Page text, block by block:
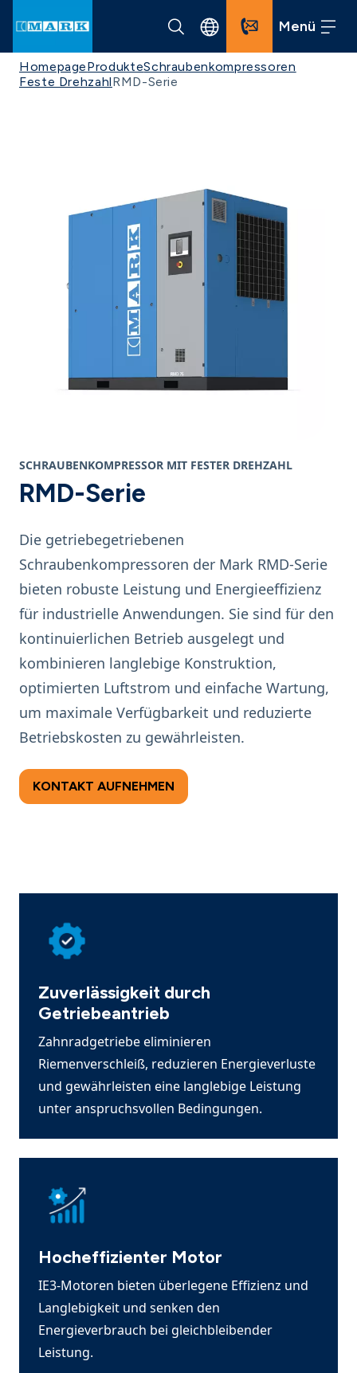
Menü
HomepageProdukteSchraubenkompressoren
Feste DrehzahlRMD-Serie
SCHRAUBENKOMPRESSOR MIT FESTER DREHZAHL
RMD-Serie
Die getriebegetriebenen
Schraubenkompressoren der Mark RMD-Serie
bieten robuste Leistung und Energieeffizienz
für industrielle Anwendungen. Sie sind für den
kontinuierlichen Betrieb ausgelegt und
kombinieren langlebige Konstruktion,
optimierten Luftstrom und einfache Wartung,
um maximale Verfügbarkeit und reduzierte
Betriebskosten zu gewährleisten.
KONTAKT AUFNEHMEN
Zuverlässigkeit durch
Getriebeantrieb
Zahnradgetriebe eliminieren
Riemenverschleiß, reduzieren Energieverluste
und gewährleisten eine langlebige Leistung
unter anspruchsvollen Bedingungen.
Hocheffizienter Motor
IE3-Motoren bieten überlegene Effizienz und
Langlebigkeit und senken den
Energieverbrauch bei gleichbleibender
Leistung.